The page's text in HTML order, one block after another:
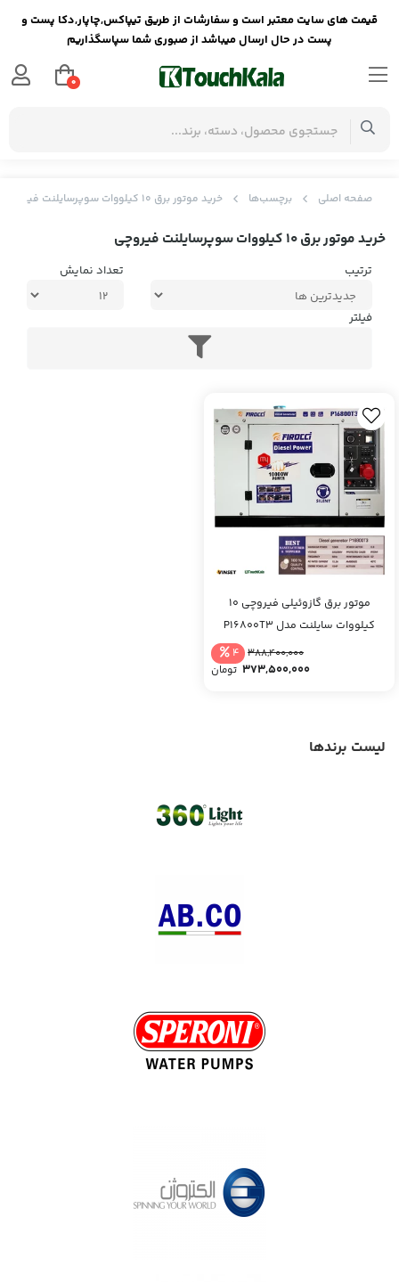
صفحه اصلی برچسب‌ها خرید موتور برق 10 کیلووات سوپرسایلنت فیروچی
خرید موتور برق 10 کیلووات سوپرسایلنت فیروچی
ترتیب تعداد نمایش
فیلتر
موتور برق گازوئیلی فیروچی 10
کیلووات سایلنت مدل P16800T3
(تکفاز و سه فاز) ریموت استارت
388,400,000
4
373,500,000 تومان
لیست برندها
قیمت های سایت معتبر است و سفارشات از طریق تیپاکس,چاپار,دکا پست و
پست در حال ارسال میباشد از صبوری شما سپاسگذاریم
0